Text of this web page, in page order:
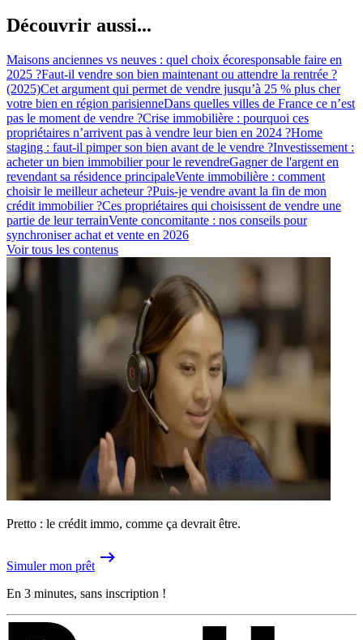
Découvrir aussi...
Maisons anciennes vs neuves : quel choix écoresponsable faire en
2025 ?Faut-il vendre son bien maintenant ou attendre la rentrée ?
(2025)Cet argument qui permet de vendre jusqu’à 25 % plus cher
votre bien en région parisienneDans quelles villes de France ce n’est
pas le moment de vendre ?Crise immobilière : pourquoi ces
propriétaires n’arrivent pas à vendre leur bien en 2024 ?Home
staging : faut-il pimper son bien avant de le vendre ?Investissement :
acheter un bien immobilier pour le revendreGagner de l'argent en
revendant sa résidence principaleVente immobilière : comment
choisir le meilleur acheteur ?Puis-je vendre avant la fin de mon
crédit immobilier ?Ces propriétaires qui choisissent de vendre une
partie de leur terrainVente concomitante : nos conseils pour
synchroniser achat et vente en 2026
Voir tous les contenus
Pretto : le crédit immo, comme ça devrait être.
Simuler mon prêt
En 3 minutes, sans inscription !